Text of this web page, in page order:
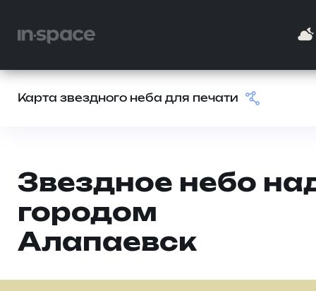
Карта звездного неба для печати
Звездное небо
городом
Алапаевск